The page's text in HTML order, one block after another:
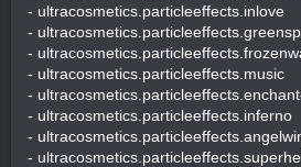
- ultracosmetics.particleeffects.inlove
-
-
- ultracosmetics.particleeffects.music
-
- ultracosmetics.particleeffects.inferno
-
-